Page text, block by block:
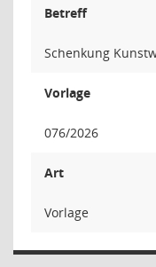
Betreff
Schenkung
Vorlage
076/2026
Art
Vorlage